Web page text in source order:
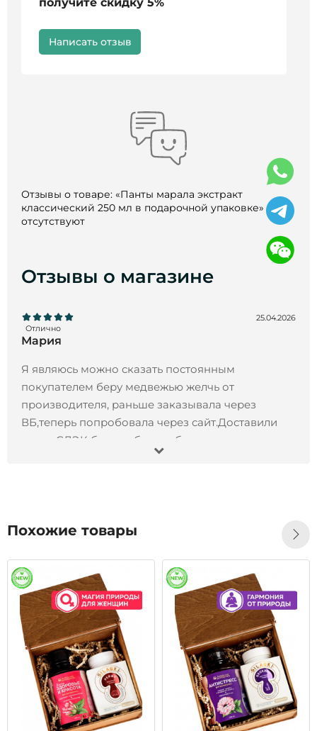
Отзывы о товаре: «Панты марала экстракт
классический 250 мл в подарочной упаковке» пока
отсутствуют
Написать отзыв
Отзывы о магазине
Отлично
25.04.2026
Мария
Я являюсь можно сказать постоянным
покупателем беру медвежью желчь от
производителя, раньше заказывала через
ВБ,теперь попробовала через сайт.Доставили
через СДЭК без проблем и быстро.
отлично !!! Товар пришел точно в срок, продукт
Рекомендую)
Отлично
28.10.2024
Татьяна
Большое спасибо за быструю доставку,
качественную упаковку, одноразовые пипетки.
Сервис на высшем уровне!Это первый заказ,
начну принимать, дополню по результатам. Бог
помощь всем.
Похожие товары